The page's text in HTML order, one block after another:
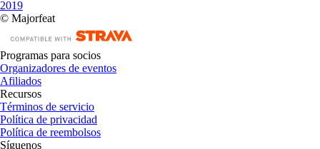
2019
© Majorfeat
Programas para socios
Organizadores de eventos
Afiliados
Recursos
Términos de servicio
Política de privacidad
Política de reembolsos
Síguenos